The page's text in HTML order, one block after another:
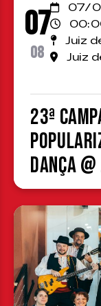
07
08
07/
Juiz
Juiz
23ª
Dança